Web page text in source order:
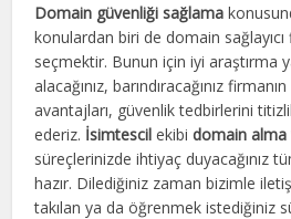
Domain güvenliği sağlama
konulardan biri de domain sağlayıcı
seçmektir. Bunun için iyi araştırma
alacağınız, barındıracağınız
avantajları, güvenlik tedbirlerini
ederiz. İsimtescil ekibidomain alma
süreçlerinizde ihtiyaç duyacağınız
hazır. Dilediğiniz zaman bizimle
takılan ya da öğrenmek istediğiniz